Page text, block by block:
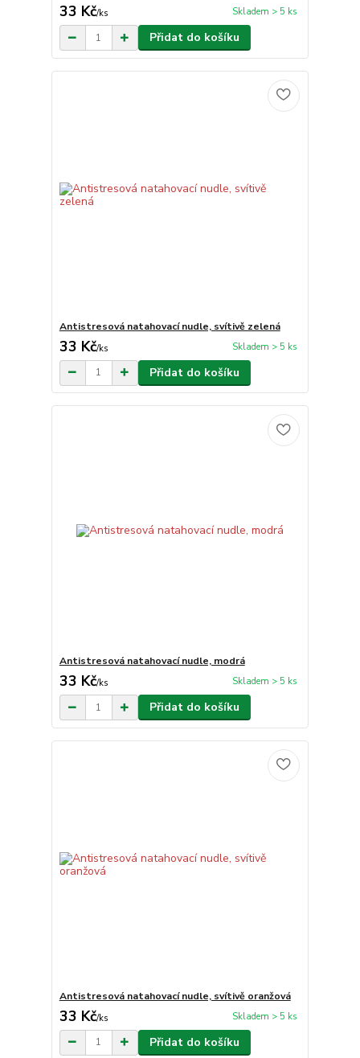
33 Kč/ks Skladem > 5 ks
Přidat do košíku
Antistresová natahovací nudle, svítivě zelená
33 Kč/ks Skladem > 5 ks
Přidat do košíku
Antistresová natahovací nudle, modrá
33 Kč/ks Skladem > 5 ks
Přidat do košíku
Antistresová natahovací nudle, svítivě oranžová
33 Kč/ks Skladem > 5 ks
Přidat do košíku